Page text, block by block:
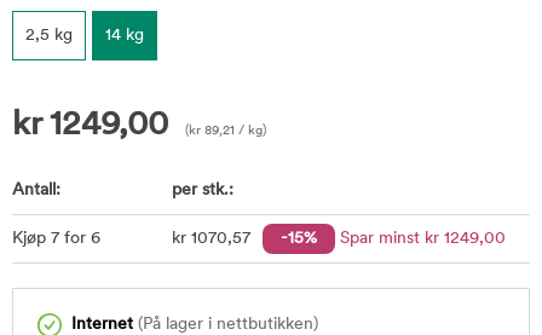
2,5 kg 14 kg
kr1249,00 ( kr 89,21 / kg)
Antall: per stk.:
Kjøp 7 for 6 kr 1070,57 -15% Spar minst kr 1249,00
Internet (På lager i nettbutikken)